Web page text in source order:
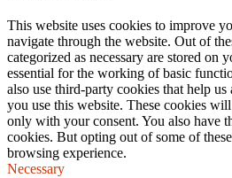
This website uses cookies to improve
navigate through the website. Out of
categorized as necessary are stored on
essential for the working of basic
also use third-party cookies that help
you use this website. These cookies
only with your consent. You also have
cookies. But opting out of some of
browsing experience.
Necessary